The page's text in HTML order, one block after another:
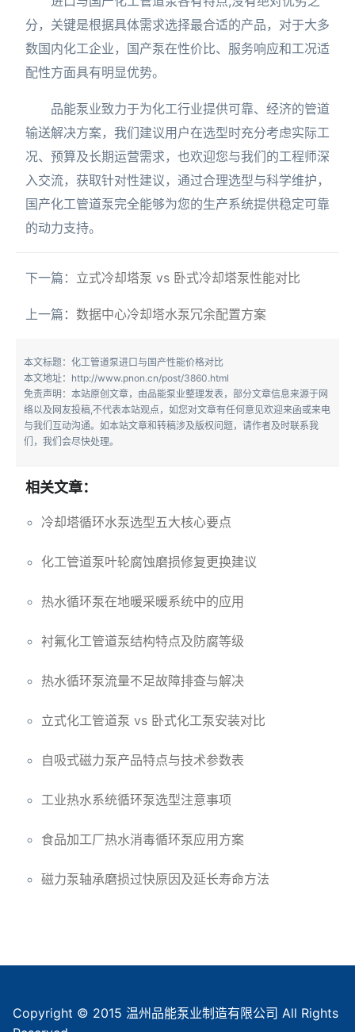
分，关键是根据具体需求选择最合适的产品，对于大多
数国内化工企业，国产泵在性价比、服务响应和工况适
配性方面具有明显优势。
品能泵业致力于为化工行业提供可靠、经济的管道
输送解决方案，我们建议用户在选型时充分考虑实际工
况、预算及长期运营需求，也欢迎您与我们的工程师深
入交流，获取针对性建议，通过合理选型与科学维护，
国产化工管道泵完全能够为您的生产系统提供稳定可靠
的动力支持。
下一篇： 立式冷却塔泵 vs 卧式冷却塔泵性能对比
上一篇： 数据中心冷却塔水泵冗余配置方案
本文标题：化工管道泵进口与国产性能价格对比
本文地址：http://www.pnon.cn/post/3860.html
免责声明：本站原创文章，由品能泵业整理发表，部分文章信息来源于网
络以及网友投稿,不代表本站观点，如您对文章有任何意见欢迎来函或来电
与我们互动沟通。如本站文章和转稿涉及版权问题，请作者及时联系我
们，我们会尽快处理。
相关文章：
冷却塔循环水泵选型五大核心要点
化工管道泵叶轮腐蚀磨损修复更换建议
热水循环泵在地暖采暖系统中的应用
衬氟化工管道泵结构特点及防腐等级
热水循环泵流量不足故障排查与解决
立式化工管道泵 vs 卧式化工泵安装对比
自吸式磁力泵产品特点与技术参数表
工业热水系统循环泵选型注意事项
食品加工厂热水消毒循环泵应用方案
磁力泵轴承磨损过快原因及延长寿命方法
Copyright © 2015 温州品能泵业制造有限公司 All Rights